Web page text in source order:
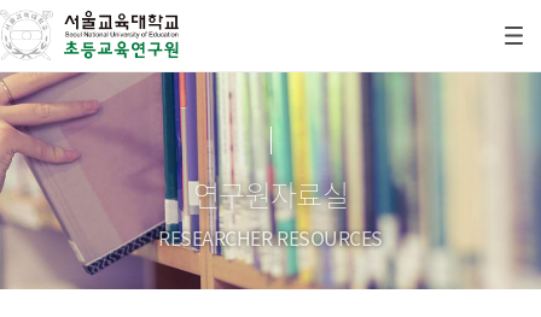
연구원자료실
RESEARCHER RESOURCES